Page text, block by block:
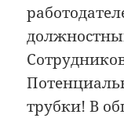
трубки! В